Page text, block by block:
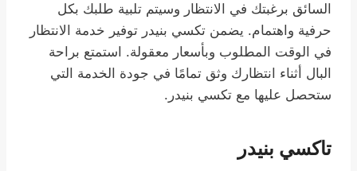
السائق برغبتك في الانتظار وسيتم تلبية طلبك بكل
حرفية واهتمام. يضمن تكسي بنيدر توفير خدمة الانتظار
في الوقت المطلوب وبأسعار معقولة. استمتع براحة
البال أثناء انتظارك وثق تمامًا في جودة الخدمة التي
ستحصل عليها مع تكسي بنيدر.
تاكسي بنيدر